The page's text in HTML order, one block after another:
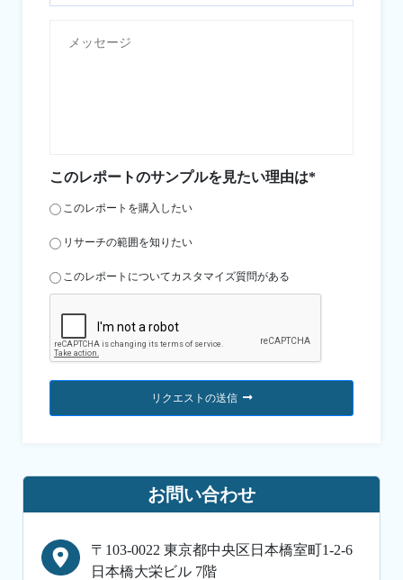
このレポートのサンプルを見たい理由は*
このレポートを購入したい
リサーチの範囲を知りたい
このレポートについてカスタマイズ質問がある
リクエストの送信
お問い合わせ
〒103-0022 東京都中央区日本橋室町1-2-6
日本橋大栄ビル 7階